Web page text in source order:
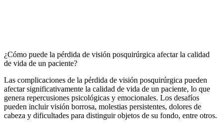
¿Cómo puede la pérdida de visión posquirúrgica afectar la calidad
de vida de un paciente?
Las complicaciones de la pérdida de visión posquirúrgica pueden
afectar significativamente la calidad de vida de un paciente, lo que
genera repercusiones psicológicas y emocionales. Los desafíos
pueden incluir visión borrosa, molestias persistentes, dolores de
cabeza y dificultades para distinguir objetos de su fondo, entre otros.